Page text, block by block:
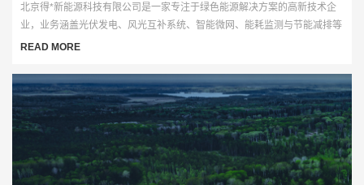
北京得*新能源科技有限公司是一家专注于绿色能源解决方案的高新技术企
业，业务涵盖光伏发电、风光互补系统、智能微网、能耗监测与节能减排等
多个板块。为顺应“双碳”战略发展要求，公司亟需打造一个具备行业专业性
READ MORE